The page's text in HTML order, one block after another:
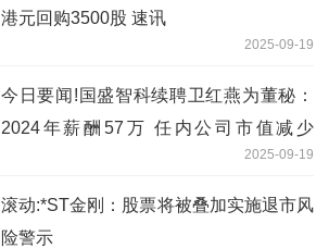
港元回购3500股 速讯
2025-09-19
今日要闻!国盛智科续聘卫红燕为董秘：
2024年薪酬57万 任内公司市值减少
2025-09-19
滚动:*ST金刚：股票将被叠加实施退市风
险警示